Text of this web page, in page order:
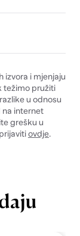
izvora i mjenjaju
težimo pružiti
u odnosu
na internet
grešku u
ovdje.